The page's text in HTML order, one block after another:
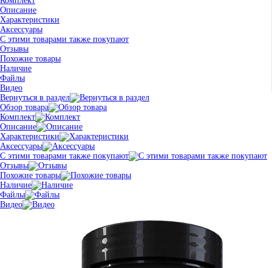
Описание
Характеристики
Аксессуары
С этими товарами также покупают
Отзывы
Похожие товары
Наличие
Файлы
Видео
Вернуться в раздел
Обзор товара
Комплект
Описание
Характеристики
Аксессуары
С этими товарами также покупают
Отзывы
Похожие товары
Наличие
Файлы
Видео